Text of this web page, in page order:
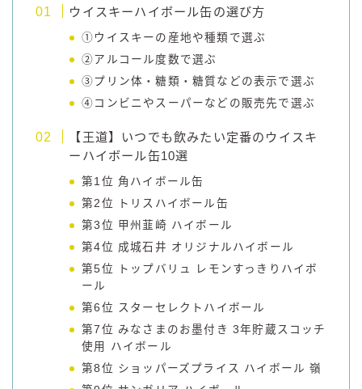
ウイスキーハイボール缶の選び方
①ウイスキーの産地や種類で選ぶ
②アルコール度数で選ぶ
③プリン体・糖類・糖質などの表示で選ぶ
④コンビニやスーパーなどの販売先で選ぶ
【王道】いつでも飲みたい定番のウイスキ
ーハイボール缶10選
第1位 角ハイボール缶
第2位 トリスハイボール缶
第3位 甲州韮崎 ハイボール
第4位 成城石井 オリジナルハイボール
第5位 トップバリュ レモンすっきりハイボ
ール
第6位 スターセレクトハイボール
第7位 みなさまのお墨付き 3年貯蔵スコッチ
使用 ハイボール
第8位 ショッパーズプライス ハイボール 嶺